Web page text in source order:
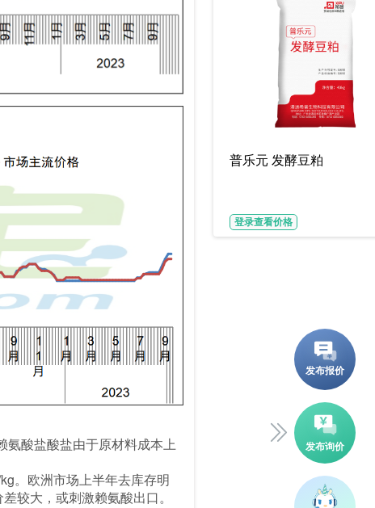
氨酸盐酸盐由于原材料成本上
。欧洲市场上半年去库存明
较大，或刺激赖氨酸出口。
普乐元 发酵豆粕
登录查看价格